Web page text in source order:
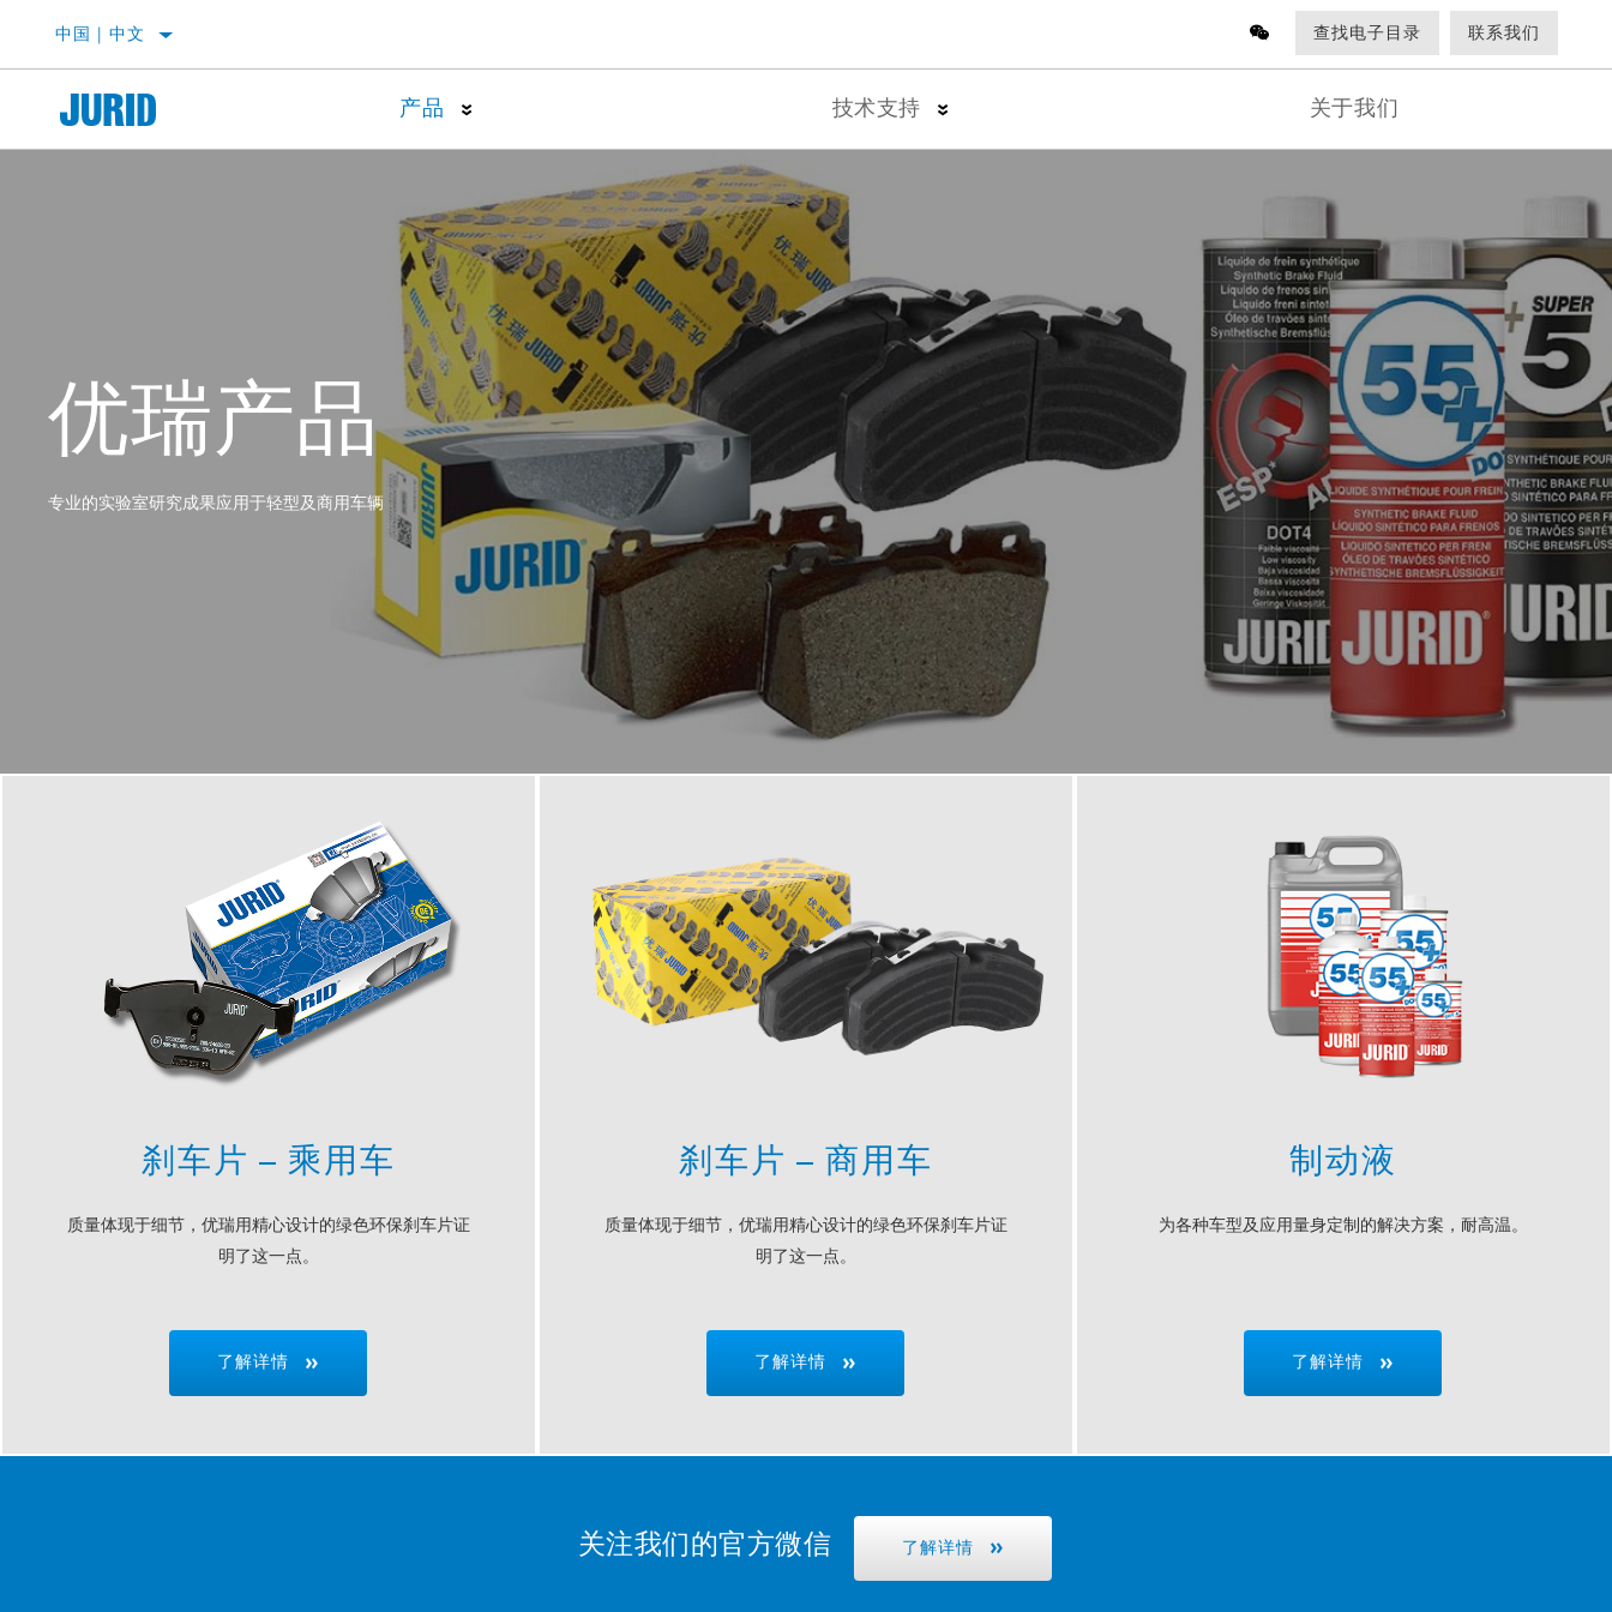
中国 | 中文 查找电子目录 联系我们
产品 技术支持
制动噪音
刹车抖动
刹车片安装指南
关于我们
优瑞产品
专业的实验室研究成果应用于轻型及商用车辆
刹车片 – 乘用车
质量体现于细节，优瑞用精心设计的绿色环保刹车片证
明了这一点。
了解详情
刹车片 – 商用车
质量体现于细节，优瑞用精心设计的绿色环保刹车片证
明了这一点。
了解详情
制动液
为各种车型及应用量身定制的解决方案，耐高温。
了解详情
关注我们的官方微信 了解详情